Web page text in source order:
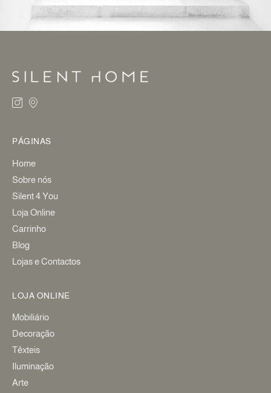
PÁGINAS
Home
Sobre nós
Silent 4 You
Loja Online
Carrinho
Blog
Lojas e Contactos
LOJA ONLINE
Mobiliário
Decoração
Têxteis
Iluminação
Arte